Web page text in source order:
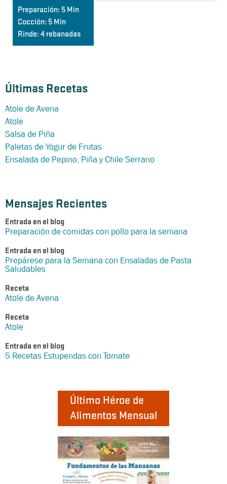
Últimas Recetas
Atole de Avena
Atole
Salsa de Piña
Paletas de Yogur de Frutas
Ensalada de Pepino, Piña y Chile Serrano
Mensajes Recientes
Entrada en el blog
Preparación de comidas con pollo para la semana
Entrada en el blog
Prepárese para la Semana con Ensaladas de Pasta
Saludables
Receta
Atole de Avena
Receta
Atole
Entrada en el blog
5 Recetas Estupendas con Tomate
Último Héroe de
Alimentos Mensual
Preparación: 5 Min
Cocción: 5 Min
Rinde: 4 rebanadas